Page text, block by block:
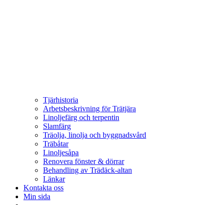
Tjärhistoria
Arbetsbeskrivning för Trätjära
Linoljefärg och terpentin
Slamfärg
Träolja, linolja och byggnadsvård
Träbåtar
Linoljesåpa
Renovera fönster & dörrar
Behandling av Trädäck-altan
Länkar
Kontakta oss
Min sida